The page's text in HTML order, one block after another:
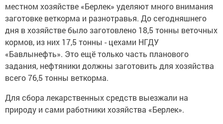
местном хозяйстве «Берлек» уделяют много внимания
заготовке веткорма и разнотравья. До сегодняшнего
дня в хозяйстве было заготовлено 18,5 тонны веточных
кормов, из них 17,5 тонны - цехами НГДУ
«Бавлынефть». Это ещё только часть планового
задания, нефтяники должны заготовить для хозяйства
всего 76,5 тонны веткорма.
Для сбора лекарственных средств выезжали на
природу и сами работники хозяйства «Берлек».